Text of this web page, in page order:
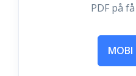
PDF på